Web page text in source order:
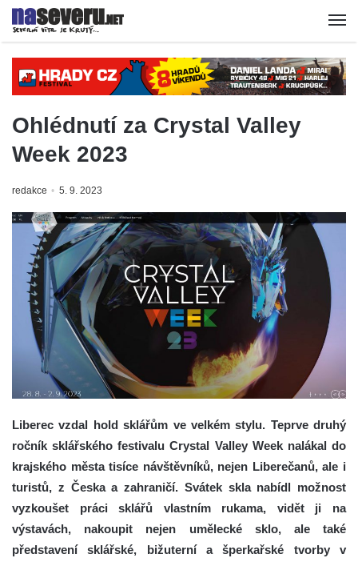
Ohlédnutí za Crystal Valley
Week 2023
redakce 5. 9. 2023
Liberec vzdal hold sklářům ve velkém stylu. Teprve druhý
ročník sklářského festivalu Crystal Valley Week nalákal do
krajského města tisíce návštěvníků, nejen Liberečanů, ale i
turistů, z Česka a zahraničí. Svátek skla nabídl možnost
vyzkoušet práci sklářů vlastním rukama, vidět ji na
výstavách, nakoupit nejen umělecké sklo, ale také
představení sklářské, bižuterní a šperkařské tvorby v